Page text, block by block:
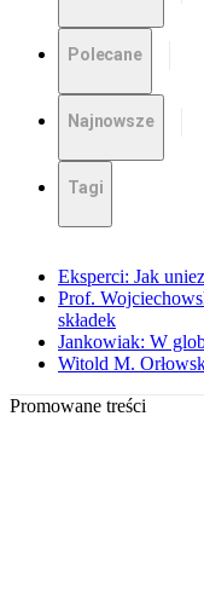
Polecane
Najnowsze
Tagi
Eksperci: Jak
Prof.
składek
Jankowiak: W
Witold M.
Promowane treści